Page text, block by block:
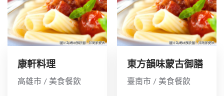
康軒料理
高雄市 / 美食餐飲
東方韻味蒙古御膳
火鍋湯底
臺南市 / 美食餐飲